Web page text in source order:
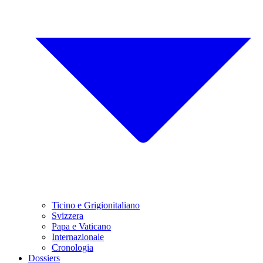
Ticino e Grigionitaliano
Svizzera
Papa e Vaticano
Internazionale
Cronologia
Dossiers